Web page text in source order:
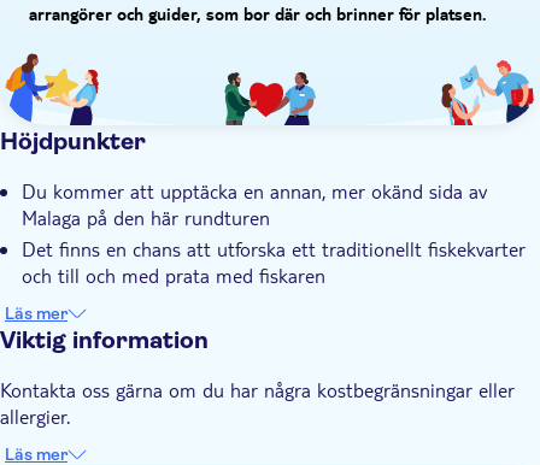
arrangörer och guider, som bor där och brinner för platsen.
Höjdpunkter
Du kommer att upptäcka en annan, mer okänd sida av
Malaga på den här rundturen
Det finns en chans att utforska ett traditionellt fiskekvarter
och till och med prata med fiskaren
Din resa in i Casa de Baños kommer att berätta allt om de
båtar och fiskemetoder som används här
genom att rosta fisk på ett spett över ved
Denna rundtur leds av en kunnig lokalguide som känner till
Malagas fiskearv bättre än de flesta
Läs mer
Viktig information
Kontakta oss gärna om du har några kostbegränsningar eller
allergier.
Läs mer